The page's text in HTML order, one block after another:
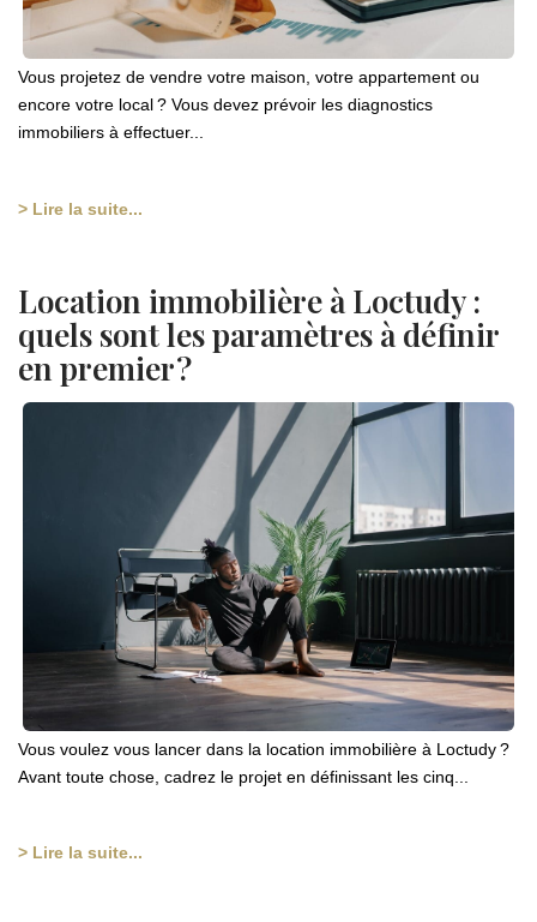
Vous projetez de vendre votre maison, votre appartement ou
encore votre local ? Vous devez prévoir les diagnostics
immobiliers à effectuer...
> Lire la suite...
Location immobilière à Loctudy :
quels sont les paramètres à définir
en premier ?
Vous voulez vous lancer dans la location immobilière à Loctudy ?
Avant toute chose, cadrez le projet en définissant les cinq...
> Lire la suite...